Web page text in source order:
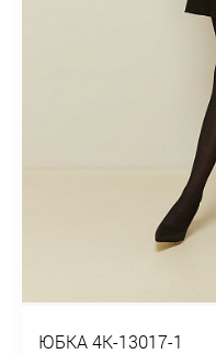
ЮБКА 4К-13017-1